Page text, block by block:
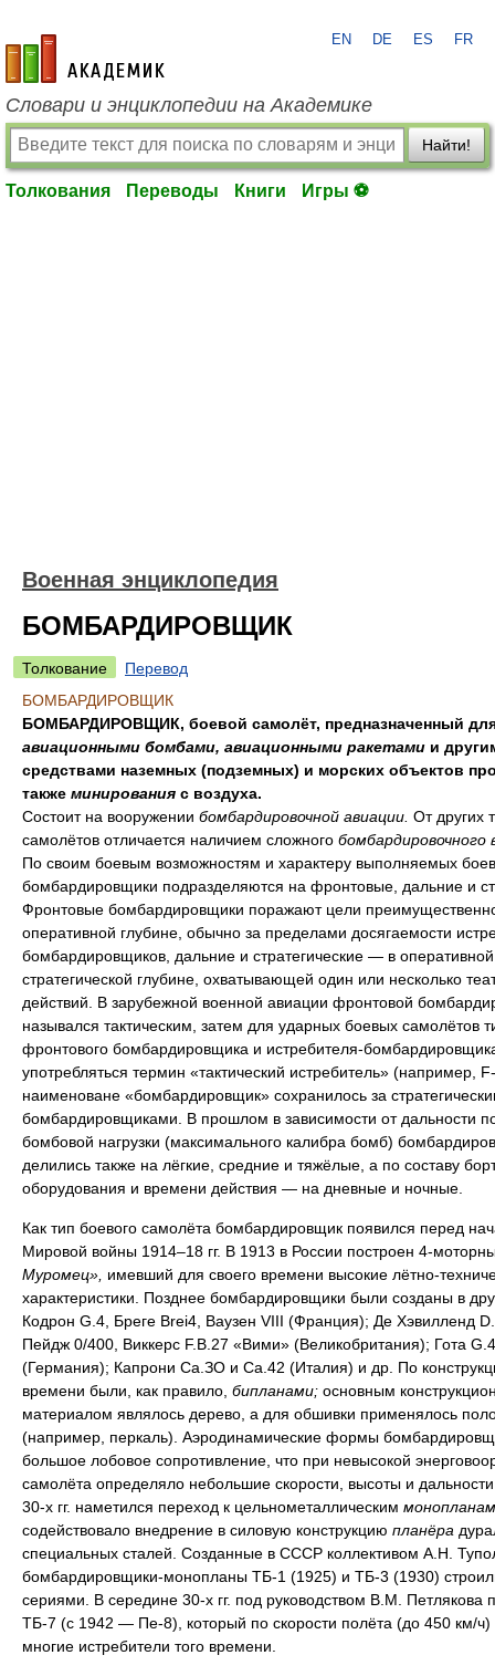
academic.ru
EN DE ES FR
Словари и энциклопедии на Академике
Найти!
Толкования Переводы Книги Игры ⚽
Военная энциклопедия
БОМБАРДИРОВЩИК
Толкование
Перевод
БОМБАРДИРОВЩИК
БОМБАРДИРОВЩИК, боевой самолёт, предназначенный
авиационными бомбами, авиационными ракетами и
средствами наземных (подземных) и морских объектов
также минирования с воздуха.
Состоит на вооружении бомбардировочной авиации. От других
самолётов отличается наличием сложного бомбардировочного
По своим боевым возможностям и характеру выполняемых
бомбардировщики подразделяются на фронтовые, дальние и
Фронтовые бомбардировщики поражают цели
оперативной глубине, обычно за пределами досягаемости
бомбардировщиков, дальние и стратегические — в
стратегической глубине, охватывающей один или несколько
действий. В зарубежной военной авиации фронтовой
назывался тактическим, затем для ударных боевых самолётов
фронтового бомбардировщика и истребителя-
употребляться термин «тактический истребитель» (например,
наименоване «бомбардировщик» сохранилось за
бомбардировщиками. В прошлом в зависимости от дальности
бомбовой нагрузки (максимального калибра бомб)
делились также на лёгкие, средние и тяжёлые, а по составу
оборудования и времени действия — на дневные и ночные.
Как тип боевого самолёта бомбардировщик появился перед
Мировой войны 1914–18 гг. В 1913 в России построен 4-
Муромец», имевший для своего времени высокие лётно-
характеристики. Позднее бомбардировщики были созданы в
Кодрон G.4, Бреге Brei4, Ваузен VIII (Франция); Де Хэвилленд
Пейдж 0/400, Виккерс F.B.27 «Вими» (Великобритания); Гота
(Германия); Капрони Са.ЗО и Са.42 (Италия) и др. По
времени были, как правило, бипланами; основным
материалом являлось дерево, а для обшивки применялось
(например, перкаль). Аэродинамические формы
большое лобовое сопротивление, что при невысокой
самолёта определяло небольшие скорости, высоты и
30-х гг. наметился переход к цельнометаллическим
содействовало внедрение в силовую конструкцию планёра
специальных сталей. Созданные в СССР коллективом А.Н.
бомбардировщики-монопланы ТБ-1 (1925) и ТБ-3 (1930)
сериями. В середине 30-х гг. под руководством В.М. Петлякова
ТБ-7 (с 1942 — Пе-8), который по скорости полёта (до 450 км/ч)
многие истребители того времени.